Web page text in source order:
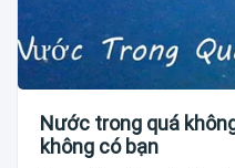
Nước trong quá
không có bạn